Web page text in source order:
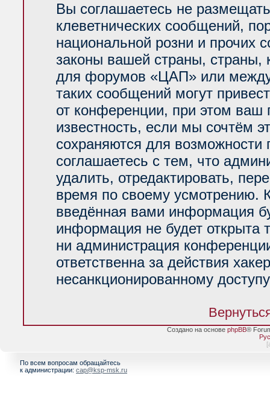
Вы соглашаетесь не
клеветнических сообщений,
национальной розни и прочих
законы вашей страны, страны,
для форумов «ЦАП» или
таких сообщений могут
от конференции, при этом ваш
известность, если мы сочтём
сохраняются для возможности
соглашаетесь с тем, что
удалить, отредактировать,
время по своему усмотрению.
введённая вами информация
информация не будет открыта
ни администрация
ответственна за действия
несанкционированному
Создано на основе phpBB®
[
По всем вопросам обращайтесь
к администрации: cap@ksp-msk.ru